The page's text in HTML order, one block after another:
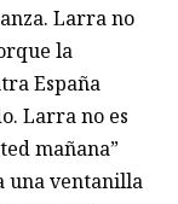
Larra no
la
España
Larra no es
mañana”
una ventanilla